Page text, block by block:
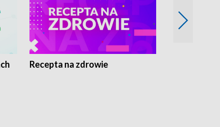
Recepta na zdrowie